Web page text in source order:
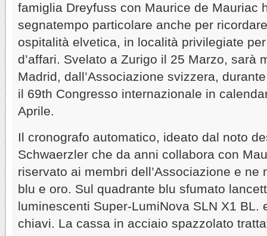
famiglia Dreyfuss con Maurice de Mauriac
segnatempo particolare anche per
ospitalità elvetica, in località privilegiate
d’affari. Svelato a Zurigo il 25 Marzo, sarà
Madrid, dall’Associazione svizzera, durante
il 69th Congresso internazionale in
Aprile.
Il cronografo automatico, ideato dal noto
Schwaerzler che da anni collabora con
riservato ai membri dell’Associazione e ne
blu e oro. Sul quadrante blu sfumato
luminescenti Super-LumiNova SLN X1 BL.
chiavi. La cassa in acciaio spazzolato